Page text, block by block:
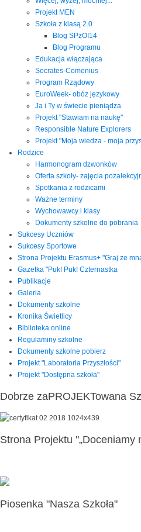
Projekt MEN
Szkoła z klasą 2.0
Blog SPzOI14
Blog Programu
Edukacja włączająca
Socrates-Comenius
Program Rządowy
EuroWeek- obóz językowy
Ja i Ty w świecie pieniądza
Projekt "Stawiam na naukę"
Responsible Nature Explorers
Projekt "Moja wiedza - moja
Rodzice
Harmonogram dzwonków
Oferta szkoły- zajęcia
Spotkania z rodzicami
Ważne terminy
Wychowawcy i klasy
Dokumenty szkolne do pobrania
Sukcesy Uczniów
Sukcesy Sportowe
Strona Projektu Erasmus+ "Graj ze
Gazetka "Puk! Puk! Czternastka
Publikacje
Galeria
Dokumenty szkolne
Kronika Świetlicy
Biblioteka online
Regulaminy szkolne
Dokumenty szkolne pobierz
Projekt "Laboratoria Przyszłości"
Projekt "Dostępna szkoła"
Dobrze zaPROJEKTowana
Strona Projektu
Piosenka "Nasza Szkoła"